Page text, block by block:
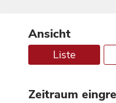
Ansicht
Liste
Zeitraum